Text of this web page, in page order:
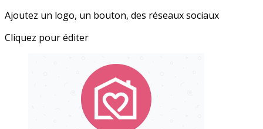
Ajoutez un logo, un bouton, des réseaux sociaux
Cliquez pour éditer